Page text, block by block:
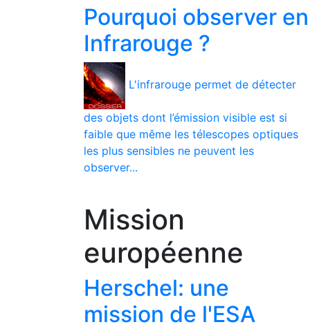
Pourquoi observer en
Infrarouge ?
L'infrarouge permet de détecter
des objets dont l’émission visible est si
faible que même les télescopes optiques
les plus sensibles ne peuvent les
observer...
Mission
européenne
Herschel: une
mission de l'ESA